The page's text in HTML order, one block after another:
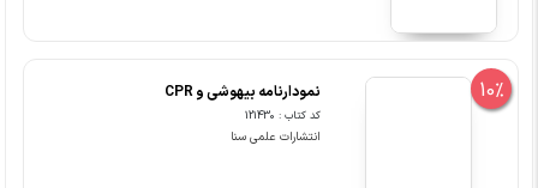
10% نمودارنامه بیهوشی و CPR
کد کتاب : 121430
انتشارات علمی سنا